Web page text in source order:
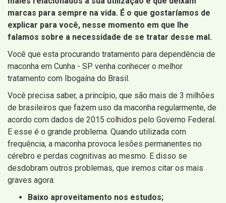
marcas para sempre na vida. É o que gostaríamos de
explicar para você, nesse momento em que lhe
falamos sobre a necessidade de se tratar desse mal.
Você que esta procurando tratamento para dependência de
maconha em Cunha - SP venha conhecer o melhor
tratamento com Ibogaína do Brasil.
Você precisa saber, a princípio, que são mais de 3 milhões
de brasileiros que fazem uso da maconha regularmente, de
acordo com dados de 2015 colhidos pelo Governo Federal.
E esse é o grande problema. Quando utilizada com
frequência, a maconha provoca lesões permanentes no
cérebro e perdas cognitivas ao mesmo. E disso se
desdobram outros problemas, que iremos citar os mais
graves agora:
Baixo aproveitamento nos estudos;